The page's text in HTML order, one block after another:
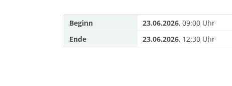
Beginn 23.06.2026, 09:00 Uhr
Ende
23.06.2026, 12:30 Uhr